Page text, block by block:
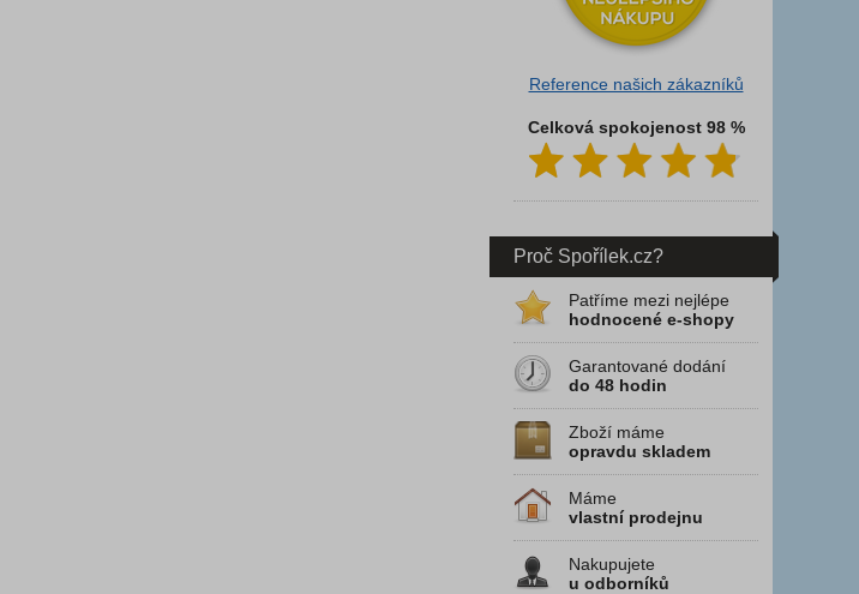
Reference našich zákazníků
Celková spokojenost 98 %
Proč Spořílek.cz?
Patříme mezi nejlépe
hodnocené e-shopy
Garantované dodání
do 48 hodin
Zboží máme
opravdu skladem
Máme
vlastní prodejnu
Nakupujete
u odborníků